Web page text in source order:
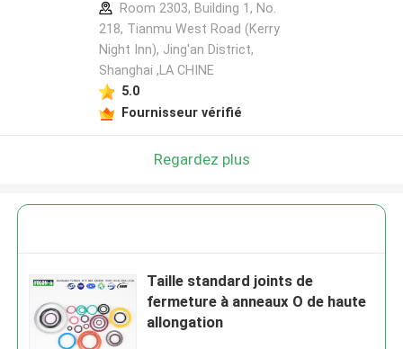
Room 2303, Building 1, No.
218, Tianmu West Road (Kerry
Night Inn), Jing'an District,
Shanghai ,LA CHINE
5.0
Fournisseur vérifié
Regardez plus
Taille standard joints de
fermeture à anneaux O de haute
allongation